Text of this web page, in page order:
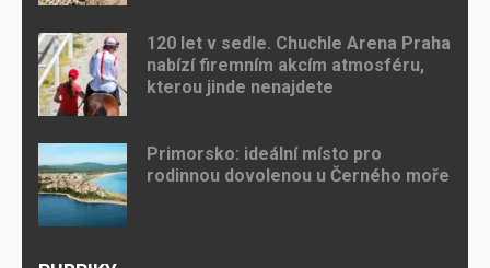
120 let v sedle. Chuchle Arena Praha
nabízí firemním akcím atmosféru,
kterou jinde nenajdete
Primorsko: ideální místo pro
rodinnou dovolenou u Černého moře